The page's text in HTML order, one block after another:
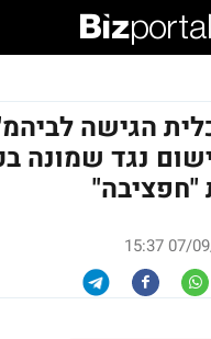
הגישה
נגד שמונה
07/09/